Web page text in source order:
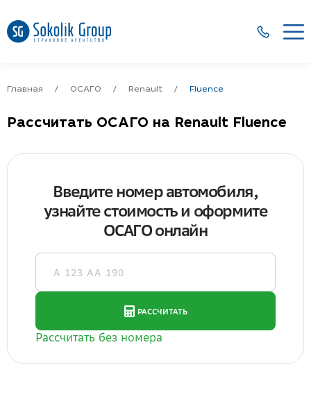
Главная ОСАГО Renault Fluence
Рассчитать ОСАГО на Renault Fluence